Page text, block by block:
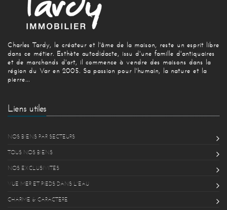
Charles Tardy, le créateur et l'âme de la maison, reste un esprit libre
dans ce métier. Esthète autodidacte, issu d'une famille d'antiquaires
et de marchands d'art, il commence à vendre des maisons dans la
région du Var en 2005. Sa passion pour l'humain, la nature et la
pierre...
Liens utiles
NOS BIENS PAR SECTEURS
TOUS NOS BIENS
NOS EXCLUSIVITÉS
VUE MER ET PIEDS DANS L'EAU
CHARME & CARACTÈRE